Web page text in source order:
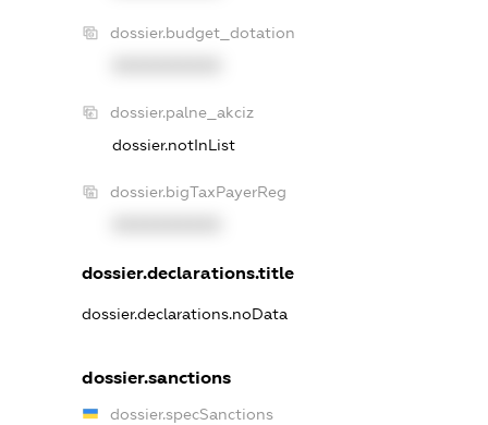
dossier.budget_dotation
dossier.palne_akciz
dossier.notInList
dossier.bigTaxPayerReg
dossier.declarations.title
dossier.declarations.noData
dossier.sanctions
dossier.specSanctions